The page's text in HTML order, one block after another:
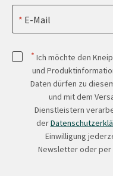
E-Mail
* Ich möchte den
und
Daten dürfen zu
und mit dem
Dienstleistern
der
Einwilligung
Newsletter oder per